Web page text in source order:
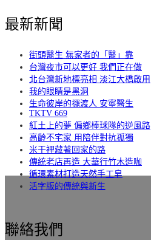
最新新聞
街頭醫生 無家者的「醫」靠
台灣夜市可以更好 我們正在做
北台灣新地標亮相 淡江大橋啟用
我的眼睛是黑洞
生命彼岸的擺渡人 安寧醫生
TKTV 669
紅土上的夢 偏鄉棒球隊的逆風路
高齡不宅家 用陪伴對抗孤獨
米干裡藏著回家的路
傳統老店再造 大華行竹木造咖
循環素材打造天然手工皂
活字版的傳統與新生
聯絡我們